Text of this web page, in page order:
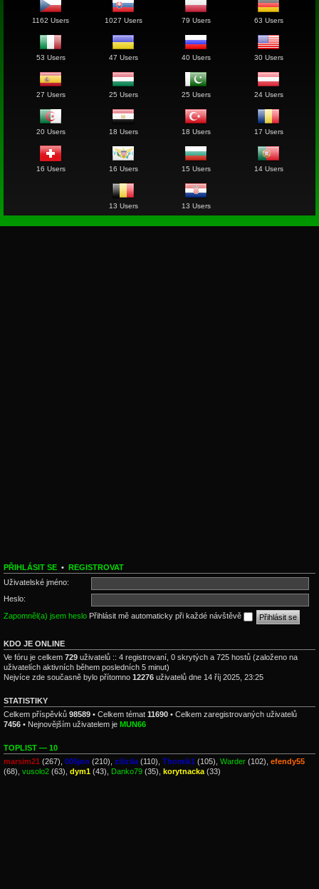
1162 Users 1027 Users 79 Users 63 Users
53 Users 47 Users 40 Users 30 Users
27 Users 25 Users 25 Users 24 Users
20 Users 18 Users 18 Users 17 Users
16 Users 16 Users 15 Users 14 Users
13 Users 13 Users
PŘIHLÁSIT SE • REGISTROVAT
Uživatelské jméno:
Heslo:
Zapomněl(a) jsem heslo Přihlásit mě automaticky při každé návštěvě
KDO JE ONLINE
Ve fóru je celkem 729 uživatelů :: 4 registrovaní, 0 skrytých a 725 hostů (založeno na
uživatelích aktivních během posledních 5 minut)
Nejvíce zde současně bylo přítomno 12276 uživatelů dne 14 říj 2025, 23:25
STATISTIKY
Celkem příspěvků 98589 • Celkem témat 11690 • Celkem zaregistrovaných uživatelů
7456 • Nejnovějším uživatelem je MUN66
TOPLIST — 10
marsim21 (267), 005jon (210), zilizila (110), Thomik1 (105), Warder (102), efendy55
(68), vusolo2 (63), dym1 (43), Danko79 (35), korytnacka (33)